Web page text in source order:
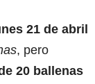
21 de abril
, pero
20 ballenas